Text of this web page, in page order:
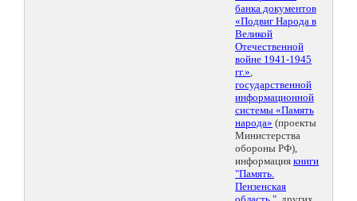
банка документов
«Подвиг Народа в
Великой
Отечественной
войне 1941-1945
гг.»,
государственной
информационной
системы «Память
народа» (проекты
Министерства
обороны РФ),
информация книги
"Память.
Пензенская